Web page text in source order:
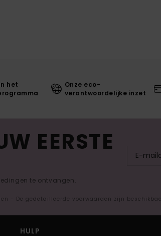
het
Onze eco-
verantwoordelijke inzet
EERSTE
te ontvangen.
- De gedetailleerde voorwaarden zijn
HULP